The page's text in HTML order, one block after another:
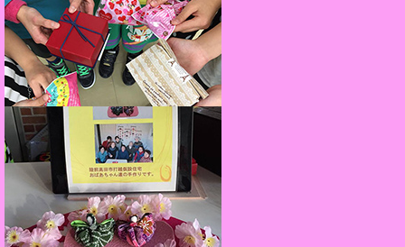
開放日のお知らせ